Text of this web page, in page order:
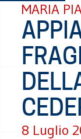
MARIA
8 Luglio